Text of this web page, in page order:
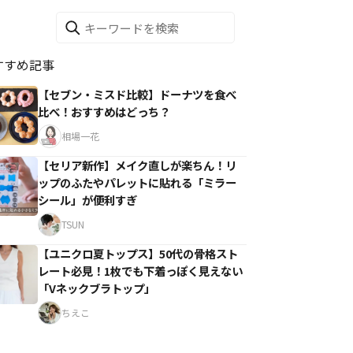
すめ記事
【セブン・ミスド比較】ドーナツを食べ
比べ！おすすめはどっち？
相場一花
【セリア新作】メイク直しが楽ちん！リ
ップのふたやパレットに貼れる「ミラー
シール」が便利すぎ
TSUN
【ユニクロ夏トップス】50代の骨格スト
レート必見！1枚でも下着っぽく見えない
「Vネックブラトップ」
ちえこ